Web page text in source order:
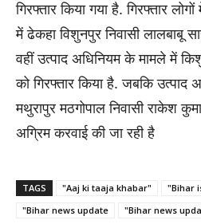
गिरफ्तार किया गया है. गिरफ्तार
में ढेकहा विशुनपुर निवासी लालबाबू
वहीं उत्पाद अधिनियम के मामले में
को गिरफ्तार किया है. जबकि उत्पाद
मथुरापुर मठगोपाल निवासी राकेश
अग्रिम करवाई की जा रही है
TAGS "Aaj ki taaja khabar"
"Bihar
"Bihar news update
"Bihar news